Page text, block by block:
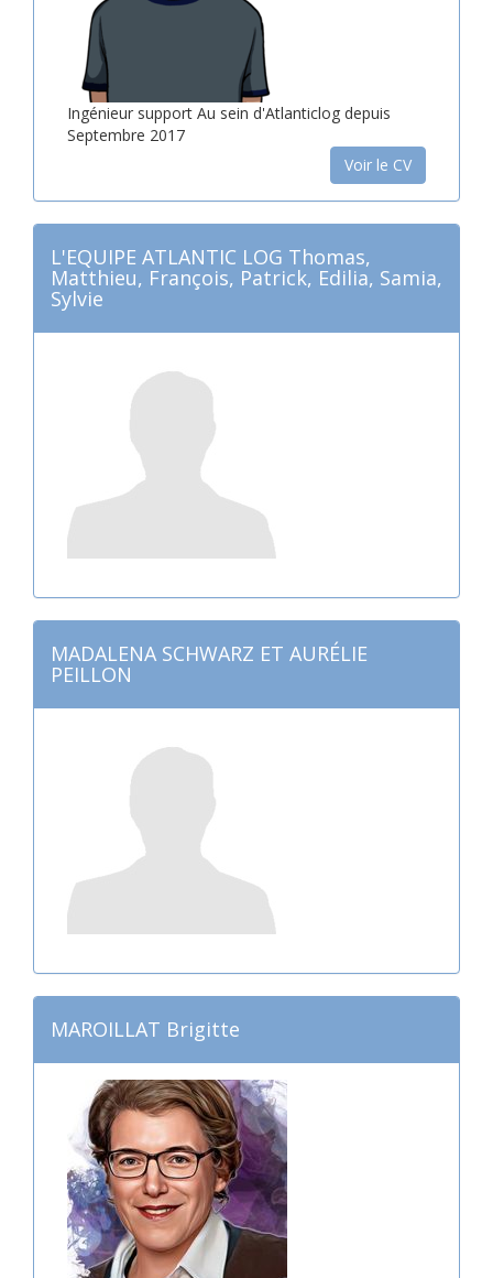
Ingénieur support Au sein d'Atlanticlog depuis
Septembre 2017
Voir le CV
L'EQUIPE ATLANTIC LOG Thomas,
Matthieu, François, Patrick, Edilia, Samia,
Sylvie
MADALENA SCHWARZ ET AURÉLIE
PEILLON
MAROILLAT Brigitte